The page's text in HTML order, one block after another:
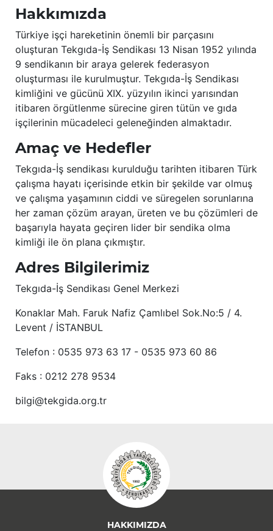
Hakkımızda
Türkiye işçi hareketinin önemli bir parçasını
oluşturan Tekgıda-İş Sendikası 13 Nisan 1952 yılında
9 sendikanın bir araya gelerek federasyon
oluşturması ile kurulmuştur. Tekgıda-İş Sendikası
kimliğini ve gücünü XIX. yüzyılın ikinci yarısından
itibaren örgütlenme sürecine giren tütün ve gıda
işçilerinin mücadeleci geleneğinden almaktadır.
Amaç ve Hedefler
Tekgıda-İş sendikası kurulduğu tarihten itibaren Türk
çalışma hayatı içerisinde etkin bir şekilde var olmuş
ve çalışma yaşamının ciddi ve süregelen sorunlarına
her zaman çözüm arayan, üreten ve bu çözümleri de
başarıyla hayata geçiren lider bir sendika olma
kimliği ile ön plana çıkmıştır.
Adres Bilgilerimiz
Tekgıda-İş Sendikası Genel Merkezi
Konaklar Mah. Faruk Nafiz Çamlıbel Sok.No:5 / 4.
Levent / İSTANBUL
Telefon : 0535 973 63 17 - 0535 973 60 86
Faks : 0212 278 9534
bilgi@tekgida.org.tr
HAKKIMIZDA